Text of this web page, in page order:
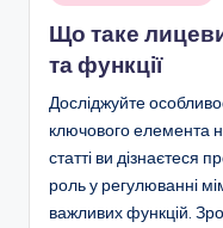
in
Що таке
та функції
Досліджуйте
ключового елемента
статті ви дізнаєтеся
роль у регулюванні
важливих функцій.